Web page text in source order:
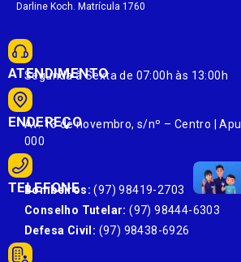
Darline Koch. Matrícula 1760
ATENDIMENTO
Segunda à Sexta de 07:00h às 13:00h
ENDEREÇO
Av. 13 de novembro, s/nº – Centro |
000
TELEFONE
Bombeiros: (97) 98419-2703
Conselho Tutelar: (97) 98444-6303
Defesa Civil: (97) 98438-6926